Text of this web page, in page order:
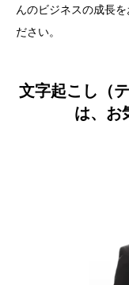
んのビジネスの成長
ださい。
文字起こし（
は、お